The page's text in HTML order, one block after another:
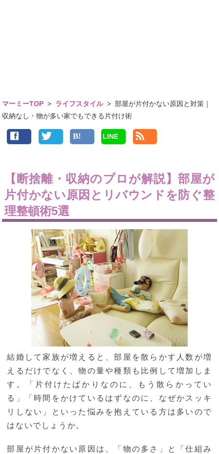
マーミーTOP > ライフスタイル>部屋が片付かない原因と対策｜
収納なし・物が多い家でもできる片付け術
LINE
【断捨離・収納のプロが解説】部屋が
片付かない原因とリバウンドを防ぐ整
理整頓術5選
結婚して家族が増えると、部屋を散らかす人数が増
えるだけでなく、物の量や種類も比例して増加しま
す。「片付けたばかりなのに、もう散らかってい
る」「時間をかけているはずなのに、なぜかスッキ
リしない」といった悩みを抱えている方は多いので
はないでしょうか。
部屋が片付かない原因は、「物の多さ」と「仕組み